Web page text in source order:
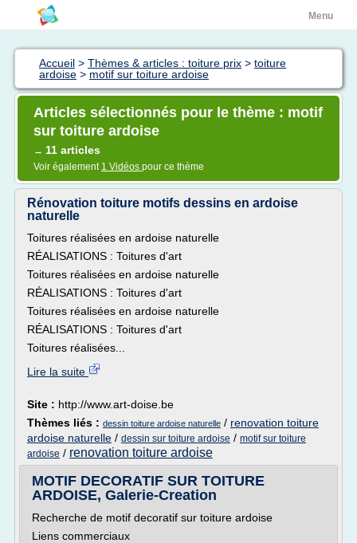
Menu
Accueil > Thèmes & articles : toiture prix > toiture
ardoise > motif sur toiture ardoise
Articles sélectionnés pour le thème : motif
sur toiture ardoise
→ 11 articles
Voir également 1 Vidéos pour ce thème
Rénovation toiture motifs dessins en ardoise
naturelle
Toitures réalisées en ardoise naturelle
RÉALISATIONS : Toitures d'art
Toitures réalisées en ardoise naturelle
RÉALISATIONS : Toitures d'art
Toitures réalisées en ardoise naturelle
RÉALISATIONS : Toitures d'art
Toitures réalisées...
Lire la suite
Site : http://www.art-doise.be
Thèmes liés : dessin toiture ardoise naturelle / renovation toiture
ardoise naturelle / dessin sur toiture ardoise / motif sur toiture
ardoise / renovation toiture ardoise
MOTIF DECORATIF SUR TOITURE
ARDOISE, Galerie-Creation
Recherche de motif decoratif sur toiture ardoise
Liens commerciaux